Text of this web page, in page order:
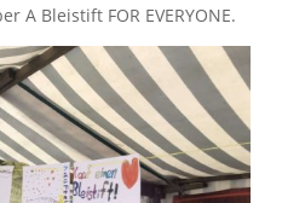
A Bleistift FOR EVERYONE.